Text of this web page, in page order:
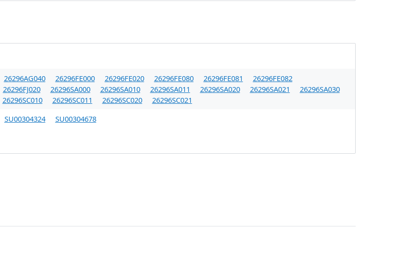
26296AG040 26296FE000 26296FE020 26296FE080 26296FE081
26296FE082
26296FJ020 26296SA000 26296SA010 26296SA011 26296SA020 26296SA021
26296SA030
26296SC010 26296SC011 26296SC020
26296SC021
SU00304324 SU00304678